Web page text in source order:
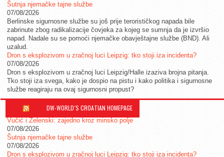
Šutnja njemačke tajne službe
07/08/2026
Berlinske sigurnosne službe su još prije terorističkog napada bile
zabrinute zbog radikalizacije čovjeka za kojeg se sumnja da je izvršio
napad. Nadale su se pomoći njemačke obavještajne službe (BND). Ali
uzalud.
Dron s eksplozivom u zračnoj luci Leipzig: tko stoji iza incidenta?
07/08/2026
Dron s eksplozivom u zračnoj luci Leipzig/Halle izaziva brojna pitanja.
Tko stoji iza svega, kako je dospio na pistu i kako politika i sigurnosne
službe reagiraju na ovaj sigurnosni propust?
DW-WORLD´S CROATIAN HOMEPAGE
Vučić i Zelenski: zajedno kroz minsko polje
07/08/2026
Šutnja njemačke tajne službe
07/08/2026
Dron s eksplozivom u zračnoj luci Leipzig: tko stoji iza incidenta?